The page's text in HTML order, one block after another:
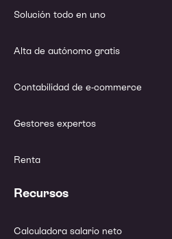
Solución todo en uno
Alta de autónomo gratis
Contabilidad de e-commerce
Gestores expertos
Renta
Recursos
Calculadora salario neto